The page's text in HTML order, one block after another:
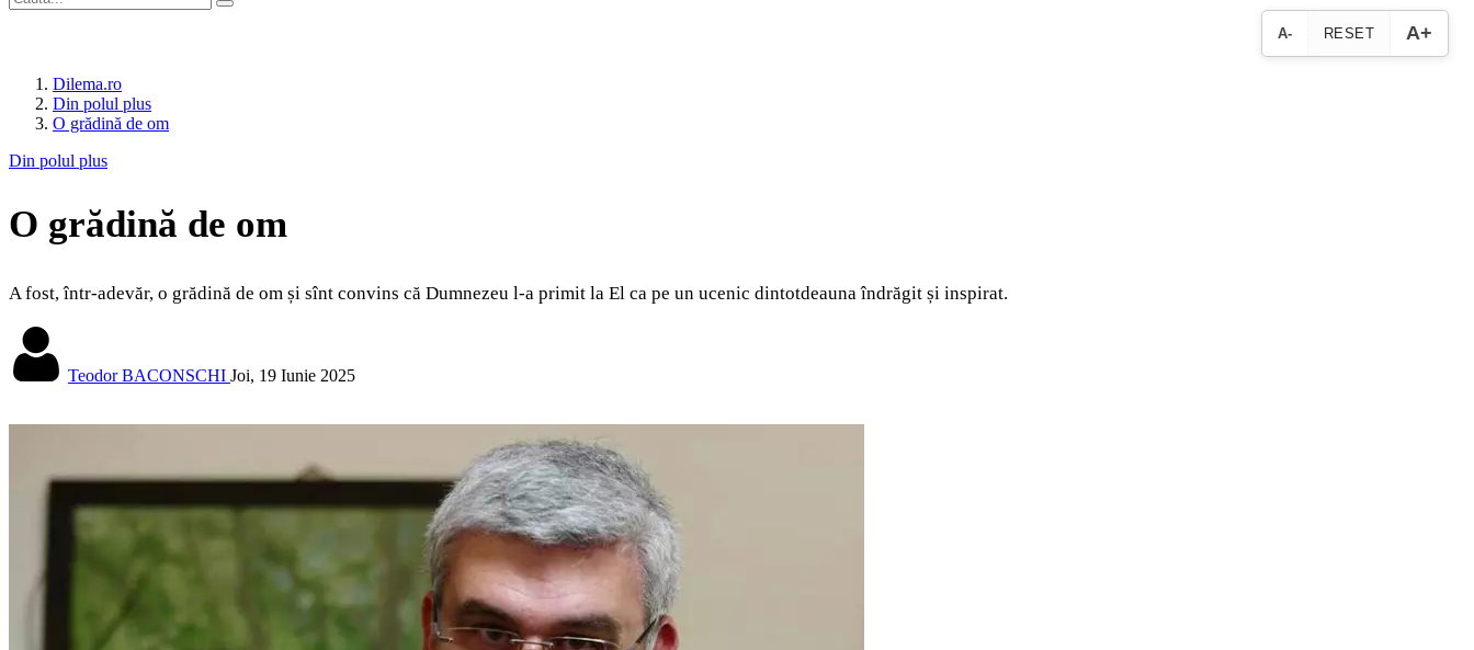
A- RESET A+
Dilema.ro
Din polul plus
O grădină de om
Din polul plus
O grădină de om
A fost, într-adevăr, o grădină de om și sînt convins că Dumnezeu l-a primit la El ca pe un ucenic dintotdeauna îndrăgit și inspirat.
Teodor BACONSCHI Joi, 19 Iunie 2025